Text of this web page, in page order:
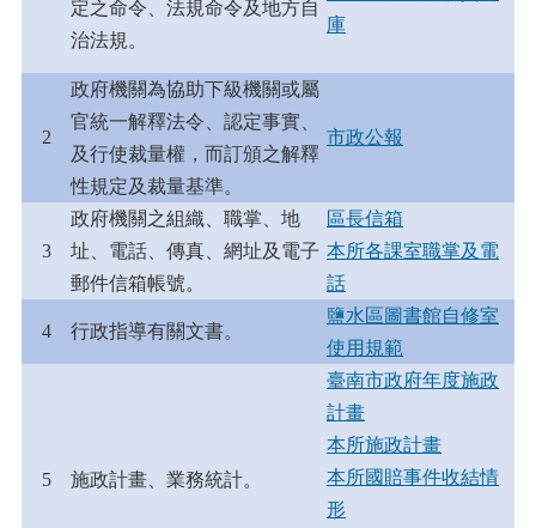
定之命令、法規命令及地方自
治法規。
庫
2
政府機關為協助下級機關或屬
官統一解釋法令、認定事實、
及行使裁量權，而訂頒之解釋
性規定及裁量基準。
市政公報
3
政府機關之組織、職掌、地
址、電話、傳真、網址及電子
郵件信箱帳號。
區長信箱
本所各課室職掌及電
話
4 行政指導有關文書。
鹽水區圖書館自修室
使用規範
5 施政計畫、業務統計。
臺南市政府年度施政
計畫
本所施政計畫
本所國賠事件收結情
形